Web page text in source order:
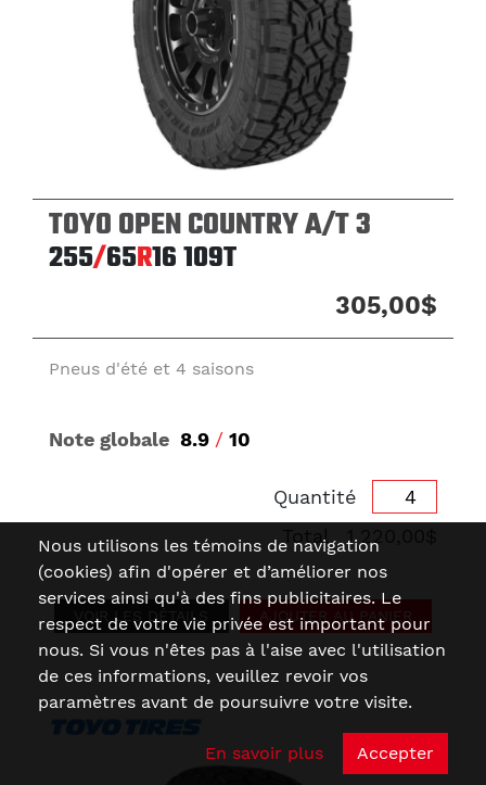
TOYO OPEN COUNTRY A/T 3
255/65R16109T
305,00$
Pneus d'été et 4 saisons
Note globale 8.9 / 10
Quantité
Total
1 220,00$
VOIR LES DÉTAILS AJOUTER AU PANIER
Nous utilisons les témoins de navigation
(cookies) afin d'opérer et d’améliorer nos
services ainsi qu'à des fins publicitaires. Le
respect de votre vie privée est important pour
nous. Si vous n'êtes pas à l'aise avec l'utilisation
de ces informations, veuillez revoir vos
paramètres avant de poursuivre votre visite.
En savoir plus Accepter